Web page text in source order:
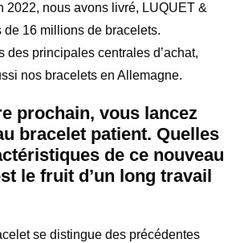
2022, nous avons livré, LUQUET &
de 16 millions de bracelets.
des principales centrales d’achat,
nos bracelets en Allemagne.
prochain, vous lancez
bracelet patient. Quelles
de ce nouveau
le fruit d’un long travail
se distingue des précédentes